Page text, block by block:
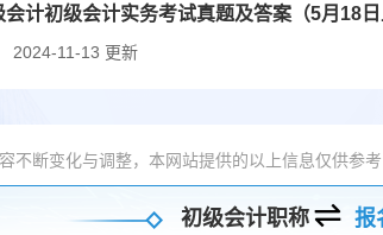
会计初级会计实务考试真题及答案（5月18
2024-11-13 更新
不断变化与调整，本网站提供的以上信息仅供参
初级会计职称 报